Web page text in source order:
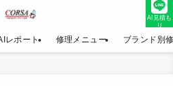
AI見積も
り
レポート 修理メニュー ブランド別